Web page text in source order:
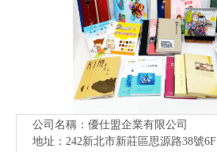
公司名稱：優仕盟企業有限公司
地址：242新北市新莊區思源路38號6F